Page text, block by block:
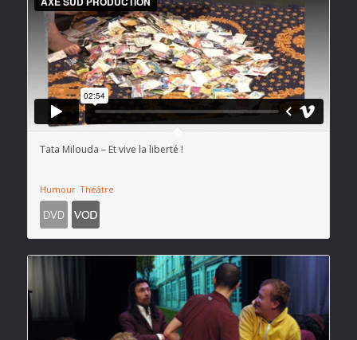
Tata Milouda – Et vive la liberté !
Humour Théâtre